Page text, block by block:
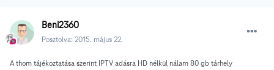
Beni2360
Posztolva: 2015. május 22.
A thom tájékoztatása szerint IPTV adásra HD nélkül nálam 80 gb tárhely